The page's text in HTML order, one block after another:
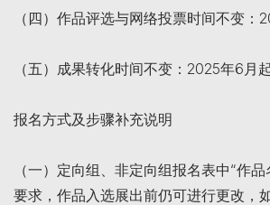
（四）作品评选与网络投票时间不变：
（五）成果转化时间不变：2025年6月
报名方式及步骤补充说明
（一）定向组、非定向组报名表中“作
要求，作品入选展出前仍可进行更改，